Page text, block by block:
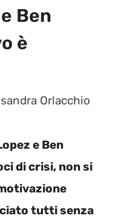
Ben
è
Orlacchio
e Ben
di crisi, non si
tutti senza